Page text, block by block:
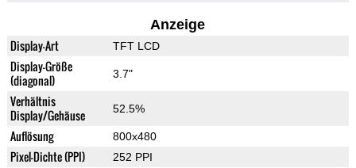
Anzeige
Display-Art TFT LCD
Display-Größe
(diagonal)
3.7"
Verhältnis
Display/Gehäuse
52.5%
Auflösung 800x480
Pixel-Dichte (PPI) 252 PPI